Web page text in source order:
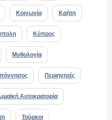
Κοινωνία Κρήτη
Κύπρος
Μυθολογία
Περιηγητές
Αυτοκρατορία
Τούρκοι